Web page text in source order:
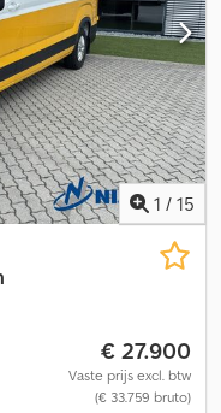
1 / 15
€ 27.900
Vaste prijs excl. btw
(€ 33.759 bruto)